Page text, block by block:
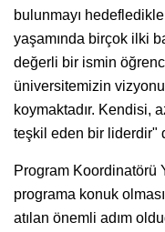
bulunmayı
yaşamında birçok ilki
değerli bir ismin
üniversitemizin
koymaktadır. Kendisi,
teşkil eden bir liderdir"
Program Koordinatörü
programa konuk
atılan önemli adım